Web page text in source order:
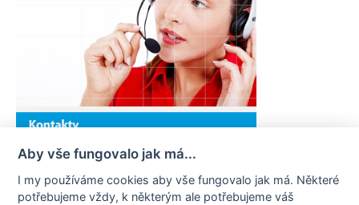
Aby vše fungovalo jak má...
I my používáme cookies aby vše fungovalo jak má. Některé
potřebujeme vždy, k některým ale potřebujeme váš